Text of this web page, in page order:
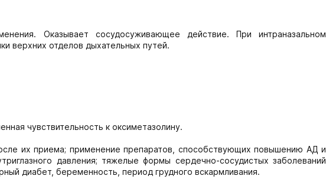
Оказывает сосудосуживающее действие. При интраназальном
верхних отделов дыхательных путей.
чувствительность к оксиметазолину.
их приема; применение препаратов, способствующих повышению АД и
давления; тяжелые формы сердечно-сосудистых заболеваний
диабет, беременность, период грудного вскармливания.